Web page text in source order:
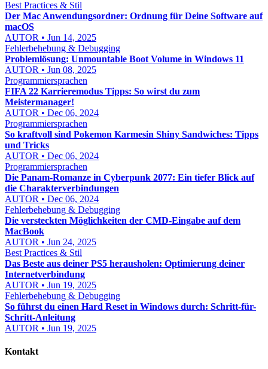
Best Practices & Stil
Der Mac Anwendungsordner: Ordnung für Deine Software auf
macOS
AUTOR • Jun 14, 2025
Fehlerbehebung & Debugging
Problemlösung: Unmountable Boot Volume in Windows 11
AUTOR • Jun 08, 2025
Programmiersprachen
FIFA 22 Karrieremodus Tipps: So wirst du zum
Meistermanager!
AUTOR • Dec 06, 2024
Programmiersprachen
So kraftvoll sind Pokemon Karmesin Shiny Sandwiches: Tipps
und Tricks
AUTOR • Dec 06, 2024
Programmiersprachen
Die Panam-Romanze in Cyberpunk 2077: Ein tiefer Blick auf
die Charakterverbindungen
AUTOR • Dec 06, 2024
Fehlerbehebung & Debugging
Die versteckten Möglichkeiten der CMD-Eingabe auf dem
MacBook
AUTOR • Jun 24, 2025
Best Practices & Stil
Das Beste aus deiner PS5 herausholen: Optimierung deiner
Internetverbindung
AUTOR • Jun 19, 2025
Fehlerbehebung & Debugging
So führst du einen Hard Reset in Windows durch: Schritt-für-
Schritt-Anleitung
AUTOR • Jun 19, 2025
Kontakt